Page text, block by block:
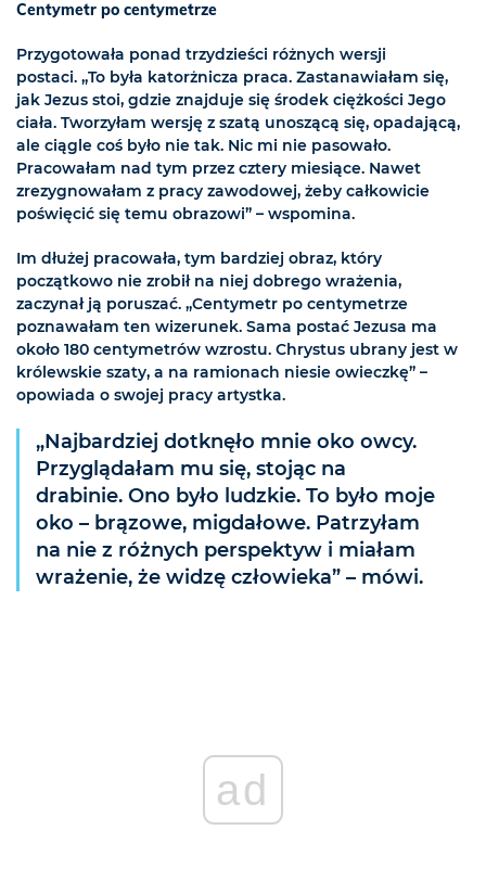
Centymetr po centymetrze
Przygotowała ponad trzydzieści różnych wersji
postaci. „To była katorżnicza praca. Zastanawiałam się,
jak Jezus stoi, gdzie znajduje się środek ciężkości Jego
ciała. Tworzyłam wersję z szatą unoszącą się, opadającą,
ale ciągle coś było nie tak. Nic mi nie pasowało.
Pracowałam nad tym przez cztery miesiące. Nawet
zrezygnowałam z pracy zawodowej, żeby całkowicie
poświęcić się temu obrazowi” – wspomina.
Im dłużej pracowała, tym bardziej obraz, który
początkowo nie zrobił na niej dobrego wrażenia,
zaczynał ją poruszać. „Centymetr po centymetrze
poznawałam ten wizerunek. Sama postać Jezusa ma
około 180 centymetrów wzrostu. Chrystus ubrany jest w
królewskie szaty, a na ramionach niesie owieczkę” –
opowiada o swojej pracy artystka.
„Najbardziej dotknęło mnie oko owcy.
Przyglądałam mu się, stojąc na
drabinie. Ono było ludzkie. To było moje
oko – brązowe, migdałowe. Patrzyłam
na nie z różnych perspektyw i miałam
wrażenie, że widzę człowieka” – mówi.
ad